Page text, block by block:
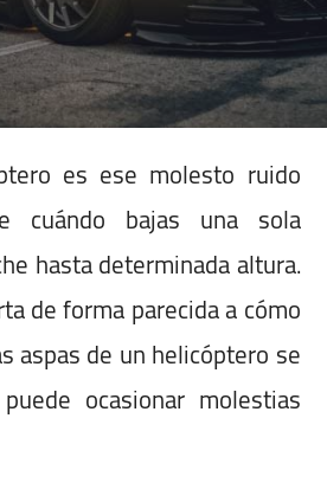
es ese molesto ruido
cuándo bajas una sola
hasta determinada altura.
de forma parecida a cómo
aspas de un helicóptero se
ocasionar molestias